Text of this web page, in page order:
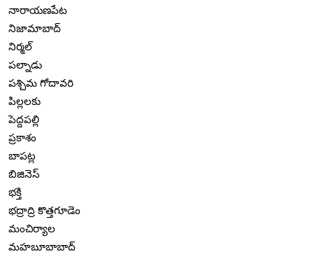
నారాయణపేట
నిజామాబాద్
నిర్మల్
పల్నాడు
పశ్చిమ గోదావరి
పిల్లలకు
పెద్దపల్లి
ప్రకాశం
బాపట్ల
బిజినెస్
భక్తి
భద్రాద్రి కొత్తగూడెం
మంచిర్యాల
మహబూబాబాద్